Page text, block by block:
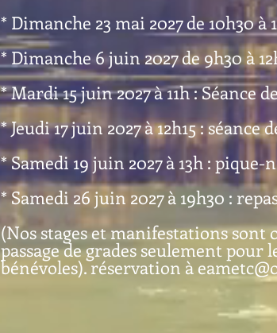
* Dimanche 23 mai 2027 de 10h30 à
* Dimanche 6 juin 2027 de 9h30 à
* Mardi 15 juin 2027 à 11h : Séance
* Jeudi 17 juin 2027 à 12h15 :
* Samedi 19 juin 2027 à 13h : pique-
* Samedi 26 juin 2027 à 19h30 :
(Nos stages et manifestations sont
passage de grades seulement
bénévoles). réservation à